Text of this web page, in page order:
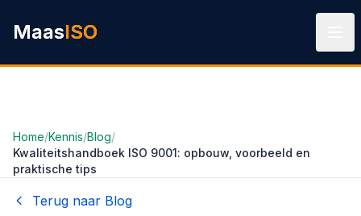
MaasISO
Home/Kennis/Blog/
Kwaliteitshandboek ISO 9001: opbouw, voorbeeld en
praktische tips
Terug naar Blog